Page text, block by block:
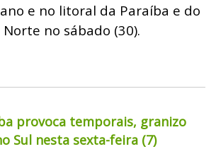
e no litoral da Paraíba e do
no sábado (30).
provoca temporais, granizo
Sul nesta sexta-feira (7)